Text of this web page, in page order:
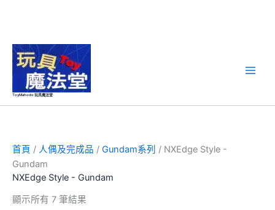
ToyMahodo 玩具魔法堂
首頁 / 人偶及完成品 / Gundam系列 / NXEdge Style -
Gundam
NXEdge Style - Gundam
顯示所有 7 筆結果